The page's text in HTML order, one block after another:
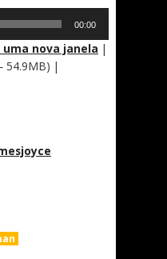
00:00
nova janela |
54.9MB) |